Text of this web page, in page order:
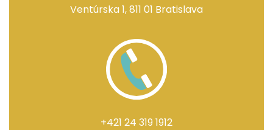
Ventúrska 1, 811 01 Bratislava
+421 24 319 1912